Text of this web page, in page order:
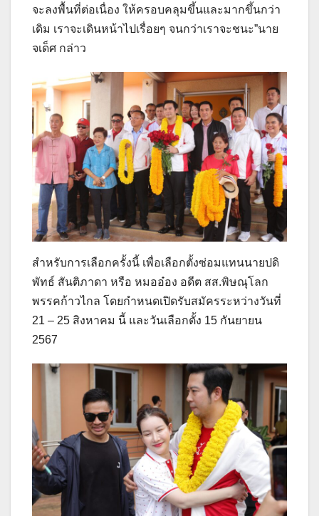
จะลงพื้นที่ต่อเนื่อง ให้ครอบคลุมขึ้นและมากขึ้นกว่า
เดิม เราจะเดินหน้าไปเรื่อยๆ จนกว่าเราจะชนะ”นาย
จเด็ศ กล่าว
สำหรับการเลือกครั้งนี้ เพื่อเลือกตั้งซ่อมแทนนายปดิ
พัทธ์ สันติภาดา หรือ หมออ๋อง อดีต สส.พิษณุโลก
พรรคก้าวไกล โดยกำหนดเปิดรับสมัครระหว่างวันที่
21 – 25 สิงหาคม นี้ และวันเลือกตั้ง 15 กันยายน
2567